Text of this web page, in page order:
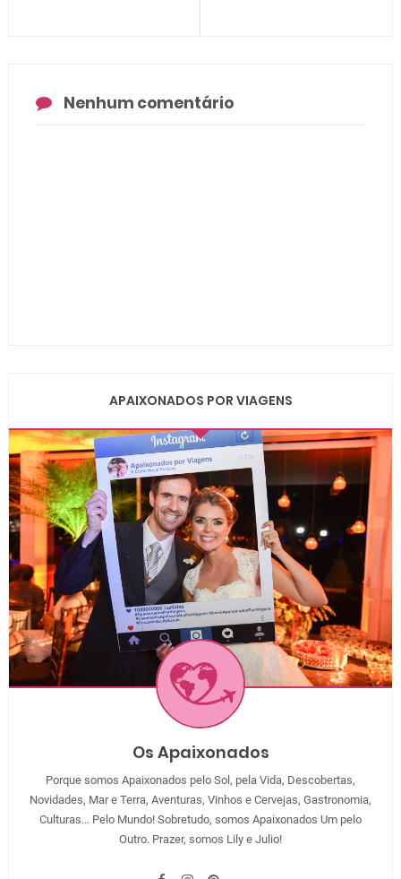
Nenhum comentário
APAIXONADOS POR VIAGENS
Os Apaixonados
Porque somos Apaixonados pelo Sol, pela Vida, Descobertas,
Novidades, Mar e Terra, Aventuras, Vinhos e Cervejas, Gastronomia,
Culturas... Pelo Mundo! Sobretudo, somos Apaixonados Um pelo
Outro. Prazer, somos Lily e Julio!